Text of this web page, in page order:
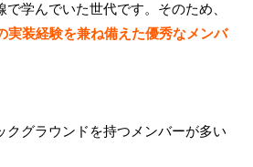
学んでいた世代です。そのため、
実装経験を兼ね備えた優秀なメンバ
クグラウンドを持つメンバーが多い